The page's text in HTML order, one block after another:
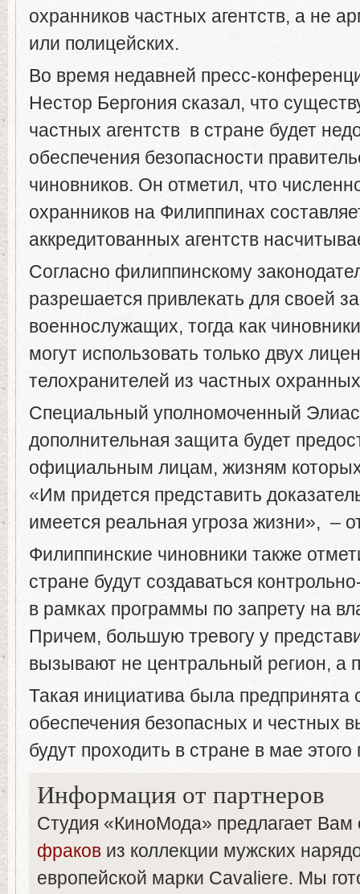
охранников частных агентств, а не
или полицейских.
Во время недавней пресс-
Нестор Бергония сказал, что
частных агентств в стране будет
обеспечения безопасности
чиновников. Он отметил, что
охранников на Филиппинах
аккредитованных агентств
Согласно филиппинскому
разрешается привлекать для своей
военнослужащих, тогда как
могут использовать только двух
телохранителей из частных охранных
Специальный уполномоченный
дополнительная защита будет
официальным лицам, жизням которых
«Им придется представить
имеется реальная угроза жизни», –
Филиппинские чиновники также
стране будут создаваться
в рамках программы по запрету на
Причем, большую тревогу у
вызывают не центральный регион, а
Такая инициатива была предпринята
обеспечения безопасных и честных
будут проходить в стране в мае этого
Информация от партнеров
Студия «КиноМода» предлагает
фраков из коллекции мужских
европейской марки Cavaliere. Мы